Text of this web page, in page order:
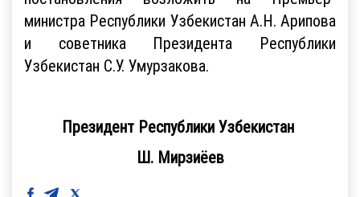
министра Республики Узбекистан А.Н. Арипова
и советника Президента Республики
Узбекистан С.У. Умурзакова.
Президент Республики Узбекистан
Ш. Мирзиёев